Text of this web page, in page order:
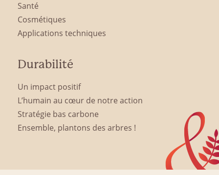
Santé
Cosmétiques
Applications techniques
Durabilité
Un impact positif
L’humain au cœur de notre action
Stratégie bas carbone
Ensemble, plantons des arbres !